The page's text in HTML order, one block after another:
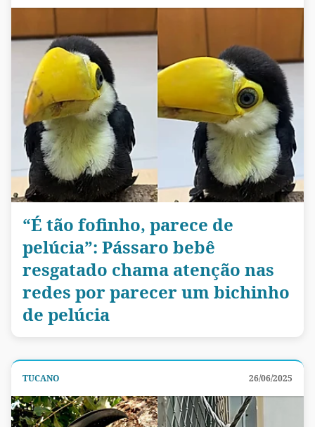
“É tão fofinho, parece de
pelúcia”: Pássaro bebê
resgatado chama atenção nas
redes por parecer um bichinho
de pelúcia
TUCANO 26/06/2025